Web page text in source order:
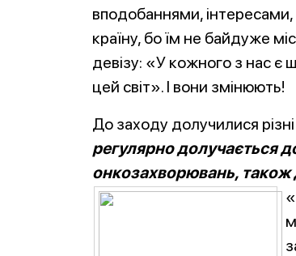
вподобаннями, інтересами,
країну, бо їм не байдуже
девізу: «У кожного з нас є
цей світ». І вони змінюють!
До заходу долучилися різні
регулярно долучається
онкозахворювань, також